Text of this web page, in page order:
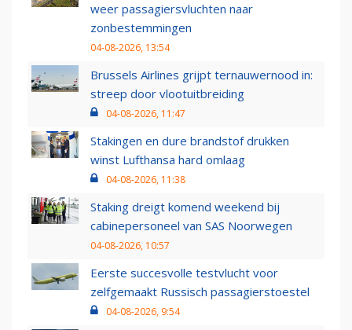
weer passagiersvluchten naar
zonbestemmingen
04-08-2026, 13:54
Brussels Airlines grijpt ternauwernood in:
streep door vlootuitbreiding
04-08-2026, 11:47
Stakingen en dure brandstof drukken
winst Lufthansa hard omlaag
04-08-2026, 11:38
Staking dreigt komend weekend bij
cabinepersoneel van SAS Noorwegen
04-08-2026, 10:57
Eerste succesvolle testvlucht voor
zelfgemaakt Russisch passagierstoestel
04-08-2026, 9:54